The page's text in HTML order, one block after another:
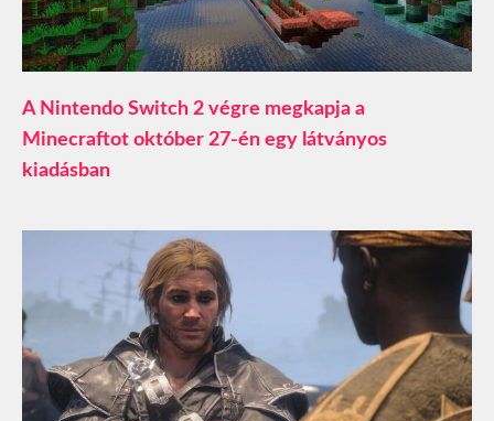
A Nintendo Switch 2 végre megkapja a
Minecraftot október 27-én egy látványos
kiadásban